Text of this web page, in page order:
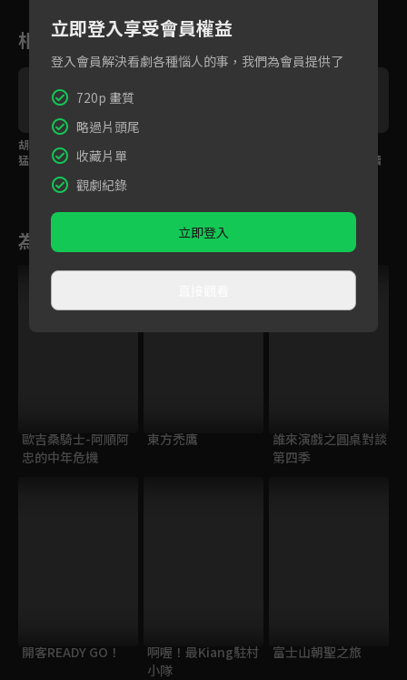
相關花絮
胡瓜攀岩體力好到小禎
猛稱讚，梁赫群卻爬到
一直哀怨連連？
瓜社長讚不絕口立刻續
為您推薦
歐吉桑騎士-阿順阿
忠的中年危機
VIP
東方禿鷹
誰來演戲之圓桌對談
第四季
開客READY GO！
啊喔！最Kiang駐村
小隊
富士山朝聖之旅
立即登入享受會員權益
登入會員解決看劇各種惱人的事，我們為會員提供了
720p 畫質
略過片頭尾
收藏片單
觀劇紀錄
立即登入